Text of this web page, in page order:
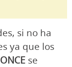
si no ha
ya que los
se